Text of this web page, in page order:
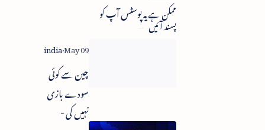
ممکن ہے یہ پوسٹس آپ کو
پسند آئیں
چین سے کوئی
سودے بازی
نہیں کی -